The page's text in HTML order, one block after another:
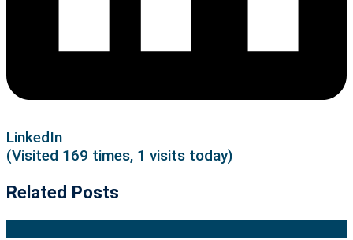
LinkedIn
(Visited 169 times, 1 visits today)
Related Posts